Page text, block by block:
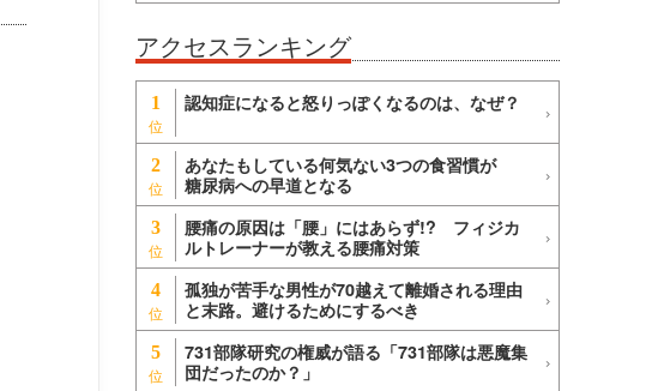
アクセスランキング
1 認知症になると怒りっぽくなるのは、なぜ？
2
あなたもしている何気ない3つの食習慣が
糖尿病への早道となる
3
腰痛の原因は「腰」にはあらず!? フィジカ
ルトレーナーが教える腰痛対策
4
孤独が苦手な男性が70越えて離婚される理由
と末路。避けるためにするべき
5
731部隊研究の権威が語る「731部隊は悪魔集
団だったのか？」